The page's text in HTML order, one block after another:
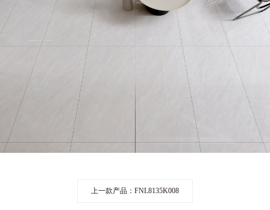
上一款产品：FNL8135K008